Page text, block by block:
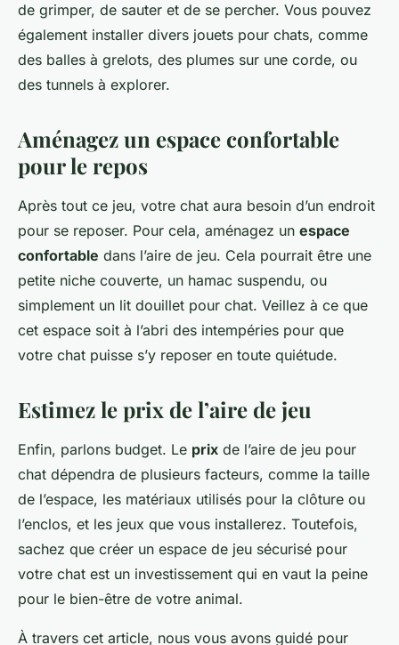
de grimper, de sauter et de se percher. Vous pouvez
également installer divers jouets pour chats, comme
des balles à grelots, des plumes sur une corde, ou
des tunnels à explorer.
Aménagez un espace confortable
pour le repos
Après tout ce jeu, votre chat aura besoin d’un endroit
pour se reposer. Pour cela, aménagez un espace
confortable dans l’aire de jeu. Cela pourrait être une
petite niche couverte, un hamac suspendu, ou
simplement un lit douillet pour chat. Veillez à ce que
cet espace soit à l’abri des intempéries pour que
votre chat puisse s’y reposer en toute quiétude.
Estimez le prix de l’aire de jeu
Enfin, parlons budget. Le prix de l’aire de jeu pour
chat dépendra de plusieurs facteurs, comme la taille
de l’espace, les matériaux utilisés pour la clôture ou
l’enclos, et les jeux que vous installerez. Toutefois,
sachez que créer un espace de jeu sécurisé pour
votre chat est un investissement qui en vaut la peine
pour le bien-être de votre animal.
À travers cet article, nous vous avons guidé pour